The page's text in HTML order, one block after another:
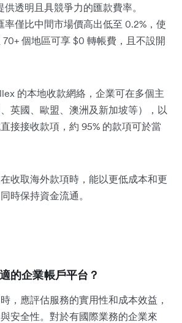
透明且具競爭力的匯款費率。
僅比中間市場價高出低至 0.2%，使
個地區可享 $0 轉帳費，且不設開
的本地收款網絡，企業可在多個主
英國、歐盟、澳洲及新加坡等），以
接接收款項，約 95% 的款項可於當
收取海外款項時，能以更低成本和更
時保持資金流通。
的企業帳戶平台？
，應評估服務的實用性和成本效益，
安全性。對於有國際業務的企業來